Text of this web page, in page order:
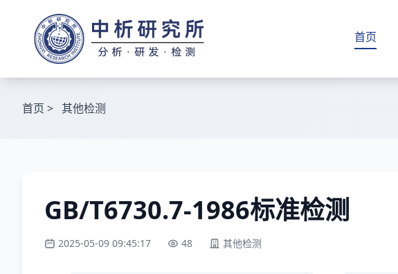
首页
首页 > 其他检测
GB/T6730.7-1986标准检测
2025-05-09 09:45:17 48 其他检测